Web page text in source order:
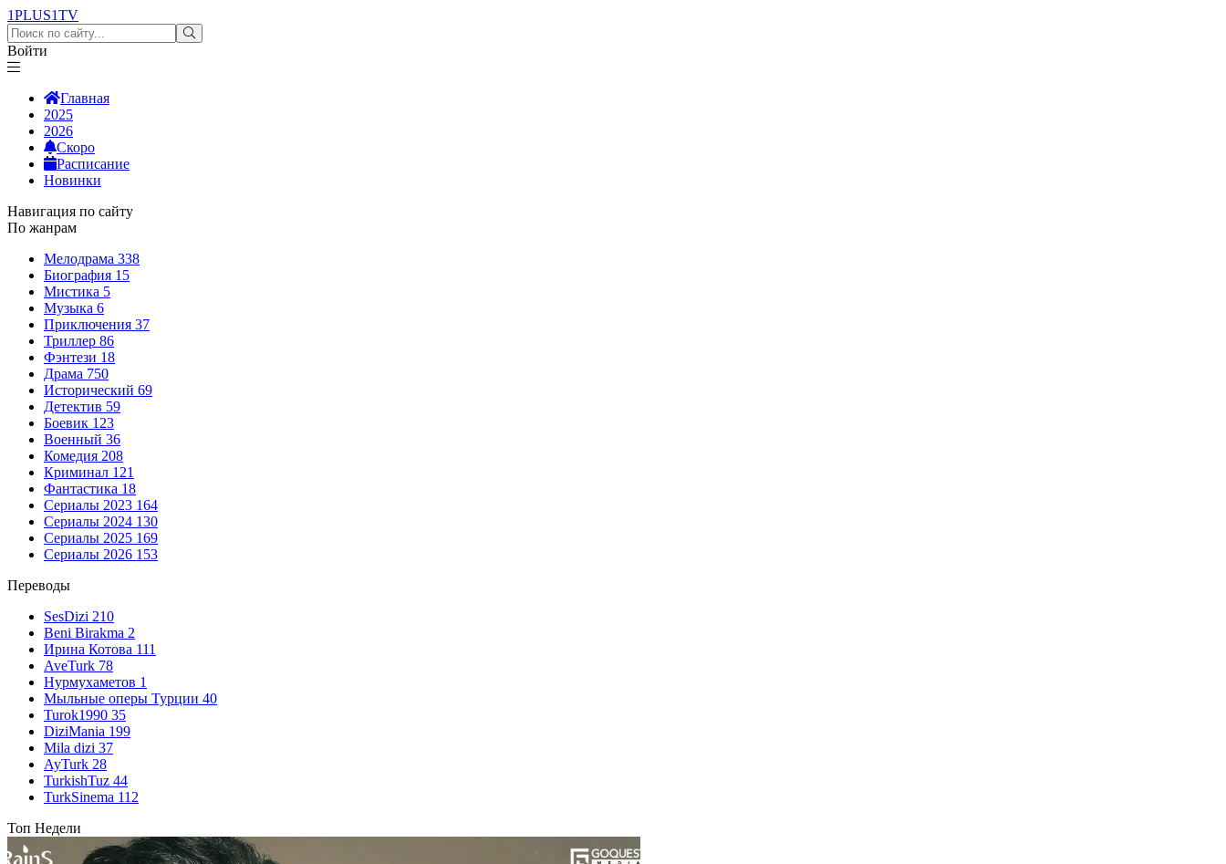
1PLUS1TV
Войти
Главная
2025
2026
Скоро
Расписание
Новинки
Навигация по сайту
По жанрам
Мелодрама 338
Биография 15
Мистика 5
Музыка 6
Приключения 37
Триллер 86
Фэнтези 18
Драма 750
Исторический 69
Детектив 59
Боевик 123
Военный 36
Комедия 208
Криминал 121
Фантастика 18
Сериалы 2023 164
Сериалы 2024 130
Сериалы 2025 169
Сериалы 2026 153
Переводы
SesDizi 210
Beni Birakma 2
Ирина Котова 111
AveTurk 78
Нурмухаметов 1
Мыльные оперы Турции 40
Turok1990 35
DiziMania 199
Mila dizi 37
AyTurk 28
TurkishTuz 44
TurkSinema 112
Топ Недели